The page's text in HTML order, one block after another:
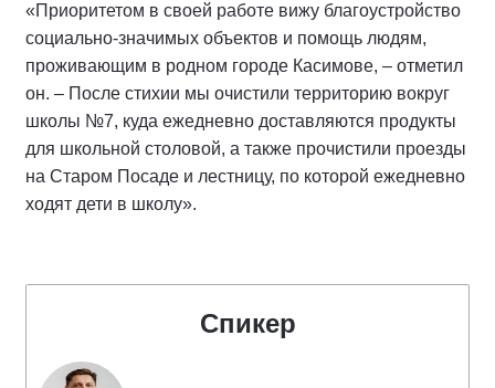
«Приоритетом в своей работе вижу благоустройство
социально-значимых объектов и помощь людям,
проживающим в родном городе Касимове, – отметил
он. – После стихии мы очистили территорию вокруг
школы №7, куда ежедневно доставляются продукты
для школьной столовой, а также прочистили проезды
на Старом Посаде и лестницу, по которой ежедневно
ходят дети в школу».
Спикер